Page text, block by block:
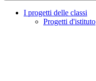
I progetti delle classi
Progetti d'istituto